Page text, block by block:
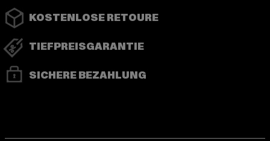
KOSTENLOSE RETOURE
TIEFPREISGARANTIE
SICHERE BEZAHLUNG